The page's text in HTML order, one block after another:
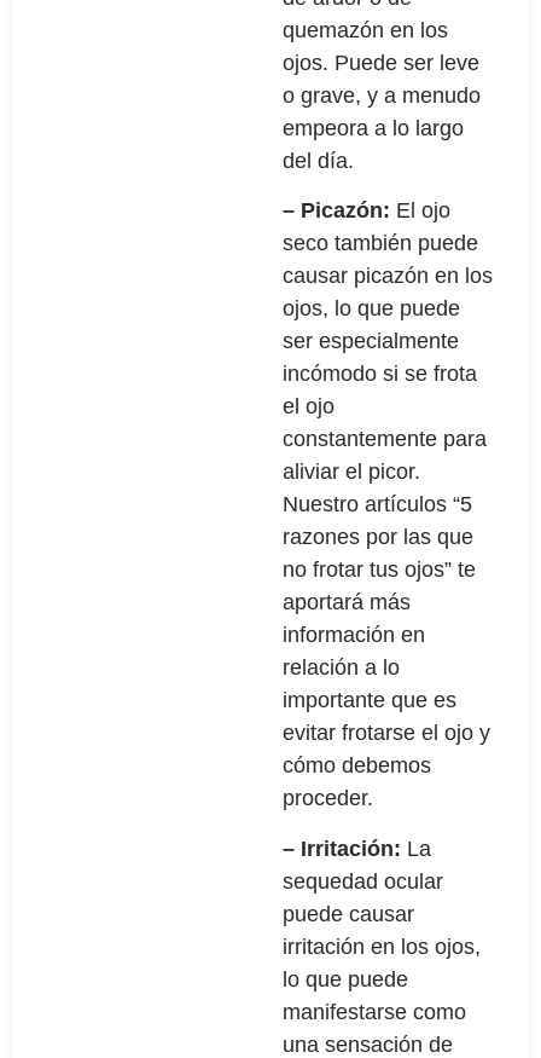
quemazón en los
ojos. Puede ser leve
o grave, y a menudo
empeora a lo largo
del día.
– Picazón: El ojo
seco también puede
causar picazón en los
ojos, lo que puede
ser especialmente
incómodo si se frota
el ojo
constantemente para
aliviar el picor.
Nuestro artículos “5
razones por las que
no frotar tus ojos” te
aportará más
información en
relación a lo
importante que es
evitar frotarse el ojo y
cómo debemos
proceder.
– Irritación: La
sequedad ocular
puede causar
irritación en los ojos,
lo que puede
manifestarse como
una sensación de